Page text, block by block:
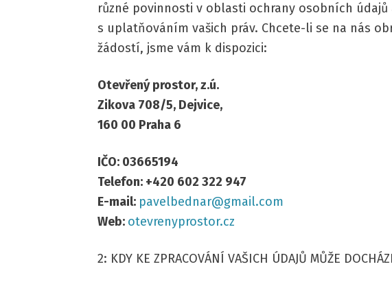
různé povinnosti v oblasti ochrany osobních údajů
s uplatňováním vašich práv. Chcete-li se na nás
žádostí, jsme vám k dispozici:
Otevřenýprostor, z.ú.
Zikova 708/5, Dejvice,
160 00 Praha 6
IČO: 03665194
Telefon: +420 602 322 947
E-mail: pavelbednar@gmail.com
Web: otevrenyprostor.cz
2: KDY KE ZPRACOVÁNÍ VAŠICH ÚDAJŮ MŮŽE